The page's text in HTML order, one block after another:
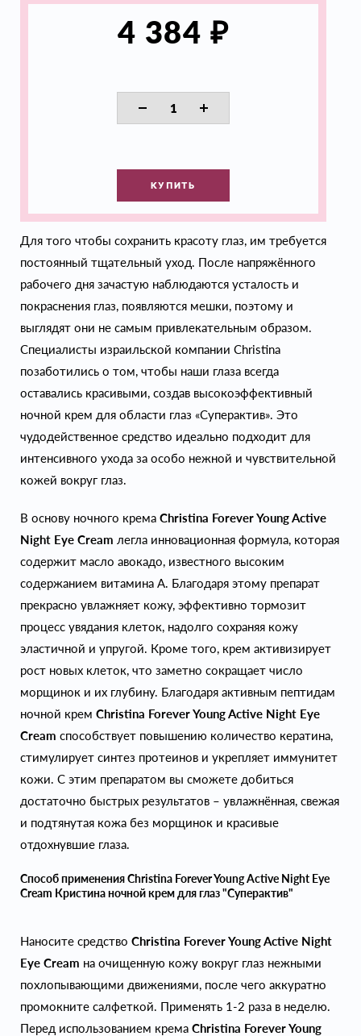
4 384 ₽
КУПИТЬ
Для того чтобы сохранить красоту глаз, им требуется
постоянный тщательный уход. После напряжённого
рабочего дня зачастую наблюдаются усталость и
покраснения глаз, появляются мешки, поэтому и
выглядят они не самым привлекательным образом.
Специалисты израильской компании Christina
позаботились о том, чтобы наши глаза всегда
оставались красивыми, создав высокоэффективный
ночной крем для области глаз «Суперактив». Это
чудодейственное средство идеально подходит для
интенсивного ухода за особо нежной и чувствительной
кожей вокруг глаз.
В основу ночного крема Christina Forever Young Active
Night Eye Cream легла инновационная формула, которая
содержит масло авокадо, известного высоким
содержанием витамина А. Благодаря этому препарат
прекрасно увлажняет кожу, эффективно тормозит
процесс увядания клеток, надолго сохраняя кожу
эластичной и упругой. Кроме того, крем активизирует
рост новых клеток, что заметно сокращает число
морщинок и их глубину. Благодаря активным пептидам
ночной крем Christina Forever Young Active Night Eye
Cream способствует повышению количество кератина,
стимулирует синтез протеинов и укрепляет иммунитет
кожи. С этим препаратом вы сможете добиться
достаточно быстрых результатов – увлажнённая, свежая
и подтянутая кожа без морщинок и красивые
отдохнувшие глаза.
Способ применения Christina Forever Young Active Night Eye
Cream Кристина ночной крем для глаз "Суперактив"
Наносите средство Christina Forever Young Active Night
Eye Cream на очищенную кожу вокруг глаз нежными
похлопывающими движениями, после чего аккуратно
промокните салфеткой. Применять 1-2 раза в неделю.
Перед использованием крема Christina Forever Young